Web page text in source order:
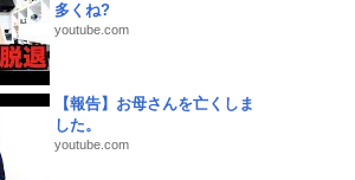
多くね?
youtube.com
【報告】お母さんを亡くしま
した。
youtube.com